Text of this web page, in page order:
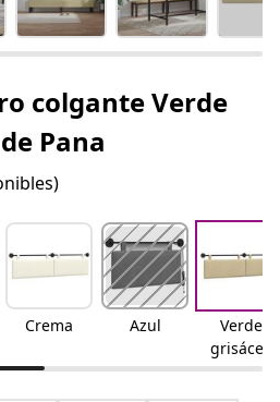
colgante Verde
Pana
Crema Azul
Verde
grisáceo